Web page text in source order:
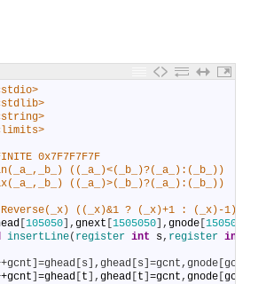
0x7F7F7F7F
((_a_)<(_b_)?(_a_):(_b_))
((_a_)>(_b_)?(_a_):(_b_))
((_x)&1 ? (_x)+1 : (_x)-1)
[105050] ,gnext [1505050] ,gnode [1505050
insertLine( register int s, register int
gcnt]=ghead [t] ,ghead [t]=gcnt ,gnode [gcnt